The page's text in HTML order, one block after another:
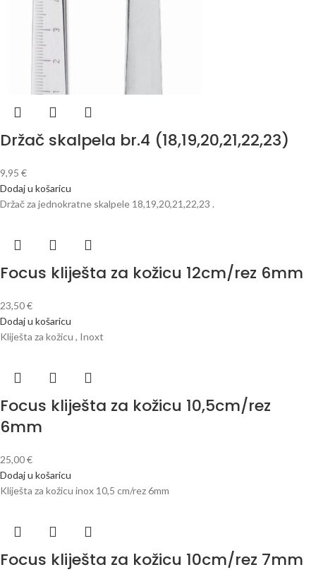
Držač skalpela br.4 (18,19,20,21,22,23)
9,95 €
Dodaj u košaricu
Držač za jednokratne skalpele 18,19,20,21,22,23 .
Focus kliješta za kožicu 12cm/rez 6mm
23,50€
Dodaj u košaricu
Kliješta za kožicu , Inoxt
Focus kliješta za kožicu 10,5cm/rez
6mm
25,00€
Dodaj u košaricu
Kliješta za kožicu inox 10,5 cm/rez 6mm
Focus kliješta za kožicu 10cm/rez 7mm